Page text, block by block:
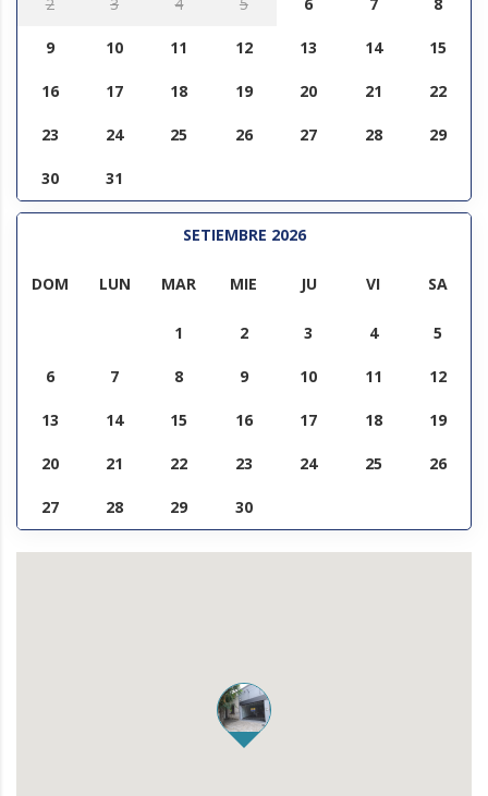
9 10 11 12 13 14 15
16 17 18 19 20 21 22
23 24 25 26 27 28 29
30 31
SETIEMBRE 2026
DOM LUN MAR MIE JU VI SA
1 2 3 4 5
6 7 8 9 10 11 12
13 14 15 16 17 18 19
20 21 22 23 24 25 26
27 28 29 30